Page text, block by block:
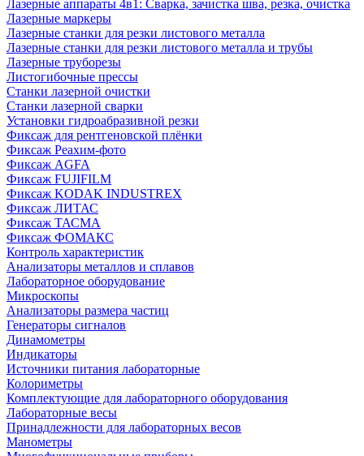
Лазерные аппараты 4в1: Сварка, зачистка шва, резка, очистка
Лазерные маркеры
Лазерные станки для резки листового металла
Лазерные станки для резки листового металла и трубы
Лазерные труборезы
Листогибочные прессы
Станки лазерной очистки
Станки лазерной сварки
Установки гидроабразивной резки
Фиксаж для рентгеновской плёнки
Фиксаж Реахим-фото
Фиксаж AGFA
Фиксаж FUJIFILM
Фиксаж KODAK INDUSTREX
Фиксаж ЛИТАС
Фиксаж ТАСМА
Фиксаж ФОМАКС
Контроль характеристик
Анализаторы металлов и сплавов
Лабораторное оборудование
Микроскопы
Анализаторы размера частиц
Генераторы сигналов
Динамометры
Индикаторы
Источники питания лабораторные
Колориметры
Комплектующие для лабораторного оборудования
Лабораторные весы
Принадлежности для лабораторных весов
Манометры